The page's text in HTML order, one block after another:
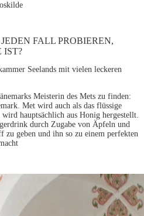
FALL PROBIEREN,
IST?
Seelands mit vielen leckeren
Meisterin des Mets zu finden:
Met wird auch als das flüssige
hauptsächlich aus Honig hergestellt.
durch Zugabe von Äpfeln und
zu geben und ihn so zu einem perfekten